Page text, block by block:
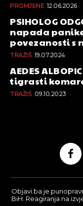
PROMJENE 12.06.2026
PSIHOLOG
napada
povezanosti s
TRAŽIŠ 19.07.2024
AEDES
tigrasti
TRAŽIŠ 09.10.2023
Objavi.ba je
BiH. Reagiranja na